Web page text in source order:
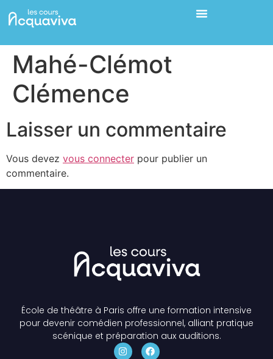
Mahé-Clémot
Clémence
Laisser un commentaire
Vous devez vous connecter pour publier un
commentaire.
École de théâtre à Paris offre une formation intensive
pour devenir comédien professionnel, alliant pratique
scénique et préparation aux auditions.